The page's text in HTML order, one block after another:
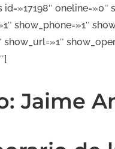
oneline=»0″
show_phone=»1″
show_url=»1″
Jaime